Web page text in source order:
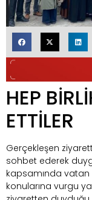
HEP
ETTİLER
Gerçekleşen
sohbet ederek
kapsamında vatan
konularına vurgu